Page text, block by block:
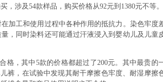
涉及54款样品，购买价格从92元到1380元不等。
工和使用过程中各种作用的抵抗力。染色牢度
，同时染料还可能通过汗液浸入到婴幼儿及儿童
，其中5款的价格都超过了200元。其中最贵的
裤，在试验中发现其耐干摩擦色牢度、耐湿摩擦